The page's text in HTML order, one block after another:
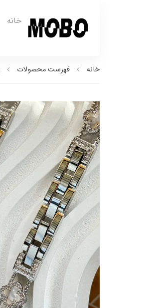
خانه
خانه فهرست محصولات